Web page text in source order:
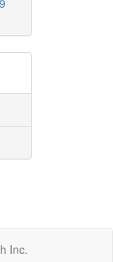
Inc.